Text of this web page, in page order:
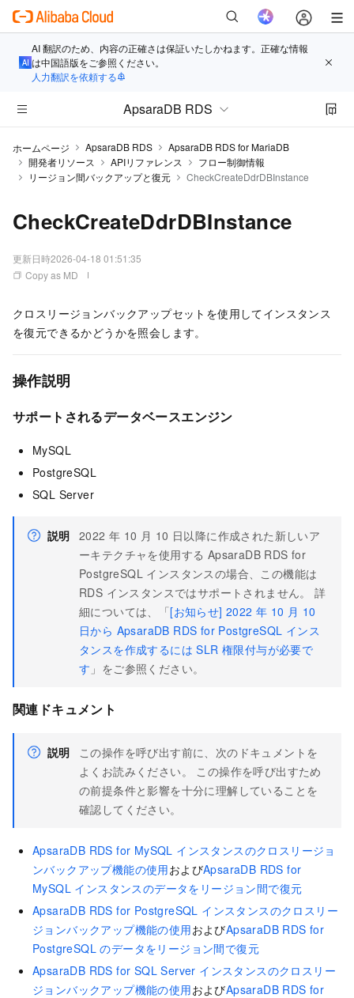
AI 翻訳のため、内容の正確さは保証いたしかねます。正確な情報
は中国語版をご参照ください。
人力翻訳を依頼する
ApsaraDB RDS
ホームページ ApsaraDB RDS
ApsaraDB RDS for MariaDB
開発者リソース
APIリファレンス
フロー制御情報
リージョン間バックアップと復元
CheckCreateDdrDBInstance
CheckCreateDdrDBInstance
更新日時2026-04-18 01:51:35
Copy as MD
クロスリージョンバックアップセットを使用してインスタンス
を復元できるかどうかを照会します。
操作説明
サポートされるデータベースエンジン
MySQL
PostgreSQL
SQL Server
説明 2022 年 10 月 10 日以降に作成された新しいア
ーキテクチャを使用する ApsaraDB RDS for
PostgreSQL インスタンスの場合、この機能は
RDS インスタンスではサポートされません。 詳
細については、「[お知らせ] 2022 年 10 月 10
日から ApsaraDB RDS for PostgreSQL インス
タンスを作成するには SLR 権限付与が必要で
す 」をご参照ください。
関連ドキュメント
説明
この操作を呼び出す前に、次のドキュメントを
よくお読みください。 この操作を呼び出すため
の前提条件と影響を十分に理解していることを
確認してください。
ApsaraDB RDS for MySQL インスタンスのクロスリージョ
ンバックアップ機能の使用およびApsaraDB RDS for
MySQL インスタンスのデータをリージョン間で復元
ApsaraDB RDS for PostgreSQL インスタンスのクロスリー
ジョンバックアップ機能の使用およびApsaraDB RDS for
PostgreSQL のデータをリージョン間で復元
ApsaraDB RDS for SQL Server インスタンスのクロスリー
ジョンバックアップ機能の使用およびApsaraDB RDS for